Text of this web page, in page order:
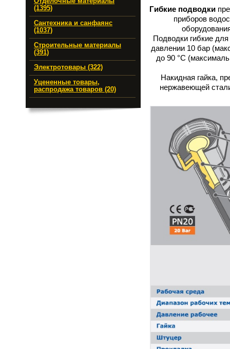
(1395)
Сантехника и санфаянс
(1037)
Строительные материалы
(391)
Электротовары (322)
Уцененные товары,
распродажа товаров (20)
Гибкие подводки
приборов
Подводки гибкие
давлении 10 бар
до 90 °C
Накидная гайка,
нержавеющей